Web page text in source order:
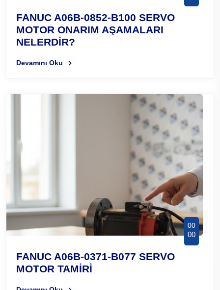
FANUC A06B-0852-B100 SERVO
MOTOR ONARIM AŞAMALARI
NELERDİR?
Devamını Oku
00
00
FANUC A06B-0371-B077 SERVO
MOTOR TAMİRİ